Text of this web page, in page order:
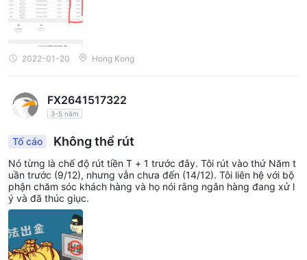
2022-01-20 Hong Kong
FX2641517322
3-5 năm
Tố cáo Không thể rút
Nó từng là chế độ rút tiền T + 1 trước đây. Tôi rút vào thứ Năm t
uần trước (9/12), nhưng vẫn chưa đến (14/12). Tôi liên hệ với bộ
phận chăm sóc khách hàng và họ nói rằng ngân hàng đang xử l
ý và đã thúc giục.